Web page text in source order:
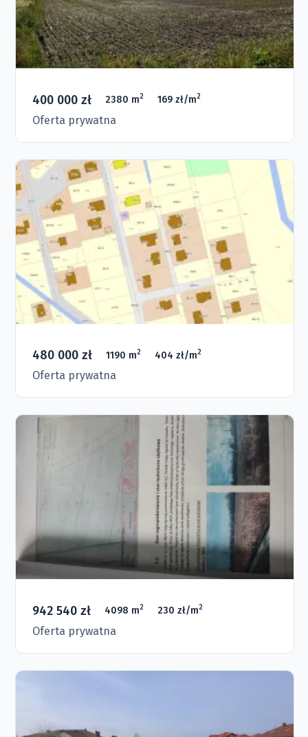
400 000 zł 2380 m2 169 zł/m2
Oferta prywatna
480 000 zł 1190 m2 404 zł/m2
Oferta prywatna
942 540 zł 4098 m2 230 zł/m2
Oferta prywatna